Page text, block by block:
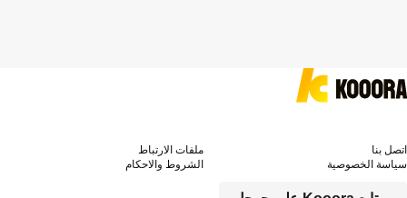
اتصل بنا
ملفات الارتباط
سياسة الخصوصية
الشروط والاحكام